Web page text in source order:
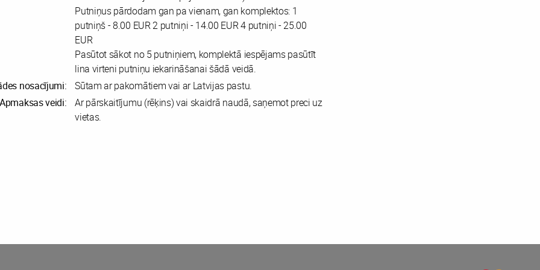
Putniņus pārdodam gan pa vienam, gan komplektos: 1
putniņš - 8.00 EUR 2 putniņi - 14.00 EUR 4 putniņi - 25.00
EUR
Pasūtot sākot no 5 putniņiem, komplektā iespējams pasūtīt
lina virteni putniņu iekarināšanai šādā veidā.
nosacījumi:
Sūtam ar pakomātiem vai ar Latvijas pastu.
Apmaksas veidi:
Ar pārskaitījumu (rēķins) vai skaidrā naudā, saņemot preci uz
vietas.